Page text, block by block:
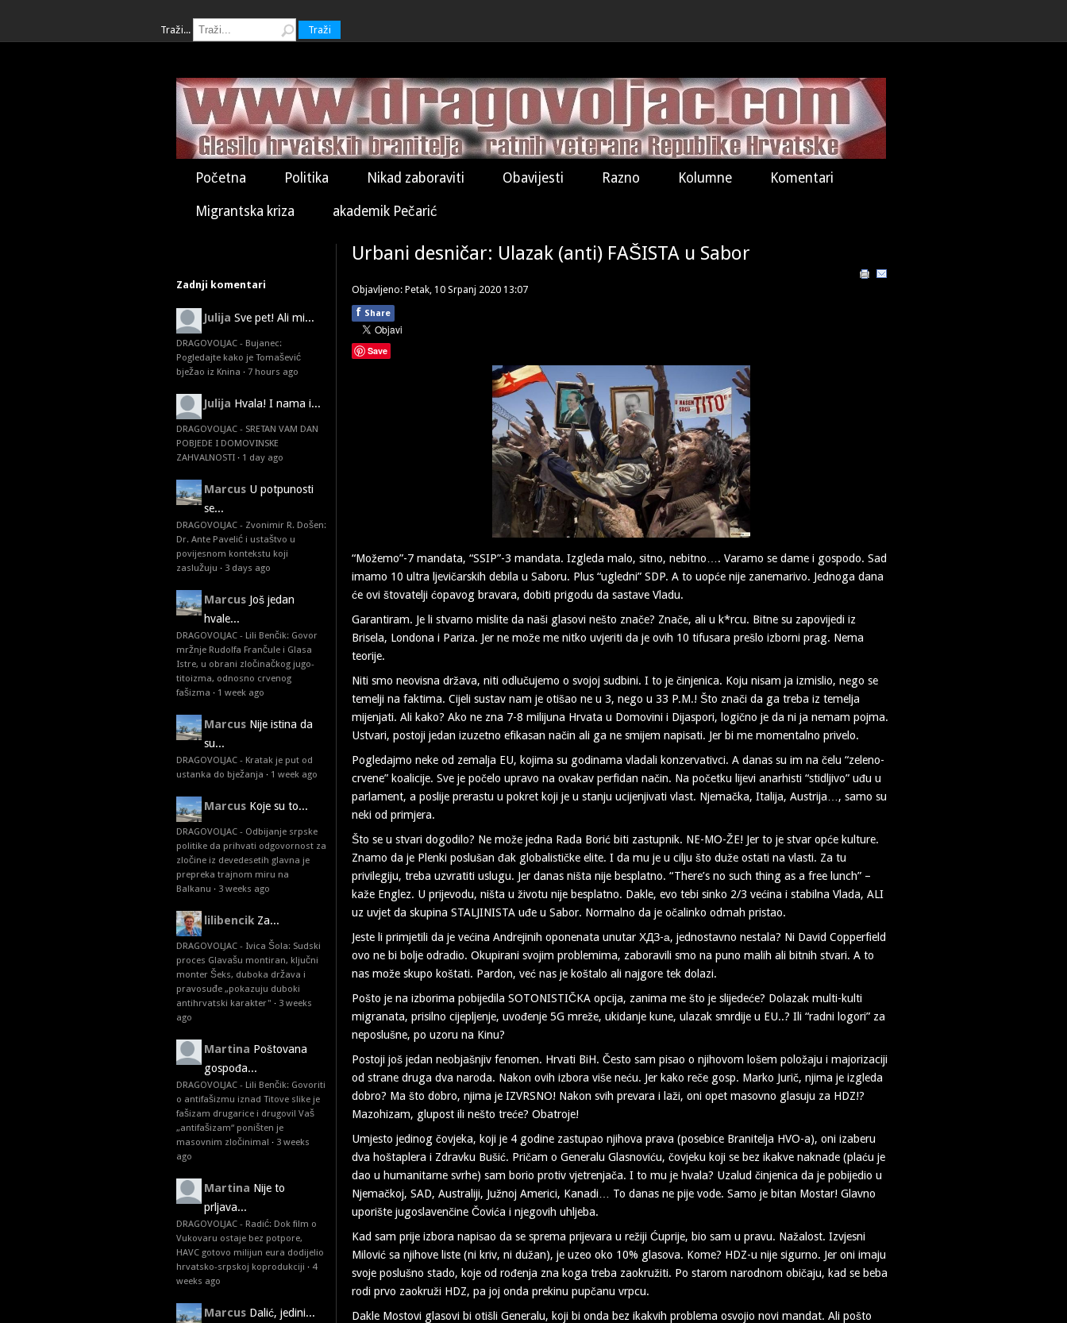
Traži... Traži
Početna Politika Nikad zaboraviti Obavijesti Razno Kolumne Komentari
Migrantska kriza akademik Pečarić
Zadnji komentari
Julija Sve pet! Ali mi...
DRAGOVOLJAC - Bujanec:
Pogledajte kako je Tomašević
bježao iz Knina · 7 hours ago
Julija Hvala! I nama i...
DRAGOVOLJAC - SRETAN VAM DAN
POBJEDE I DOMOVINSKE
ZAHVALNOSTI · 1 day ago
Marcus U potpunosti
se...
DRAGOVOLJAC - Zvonimir R. Došen:
Dr. Ante Pavelić i ustaštvo u
povijesnom kontekstu koji
zaslužuju · 3 days ago
Marcus Još jedan
hvale...
DRAGOVOLJAC - Lili Benčik: Govor
mržnje Rudolfa Frančule i Glasa
Istre, u obrani zločinačkog jugo-
titoizma, odnosno crvenog
fašizma · 1 week ago
Marcus Nije istina da
su...
DRAGOVOLJAC - Kratak je put od
ustanka do bježanja · 1 week ago
Marcus Koje su to...
DRAGOVOLJAC - Odbijanje srpske
politike da prihvati odgovornost za
zločine iz devedesetih glavna je
prepreka trajnom miru na
Balkanu · 3 weeks ago
lilibencik Za...
DRAGOVOLJAC - Ivica Šola: Sudski
proces Glavašu montiran, ključni
monter Šeks, duboka država i
pravosuđe „pokazuju duboki
antihrvatski karakter" · 3 weeks
ago
Martina Poštovana
gospođa...
DRAGOVOLJAC - Lili Benčik: Govoriti
o antifašizmu iznad Titove slike je
fašizam drugarice i drugovi! Vaš
„antifašizam“ poništen je
masovnim zločinima! · 3 weeks
ago
Martina Nije to
prljava...
DRAGOVOLJAC - Radić: Dok film o
Vukovaru ostaje bez potpore,
HAVC gotovo milijun eura dodijelio
hrvatsko-srpskoj koprodukciji · 4
weeks ago
Marcus Dalić, jedini...
Urbani desničar: Ulazak (anti) FAŠISTA u Sabor
Objavljeno: Petak, 10 Srpanj 2020 13:07
f Share
Save
“Možemo”-7 mandata, “SSIP”-3 mandata. Izgleda malo, sitno, nebitno…. Varamo se dame i gospodo. Sad
imamo 10 ultra ljevičarskih debila u Saboru. Plus “ugledni” SDP. A to uopće nije zanemarivo. Jednoga dana
će ovi štovatelji ćopavog bravara, dobiti prigodu da sastave Vladu.
Garantiram. Je li stvarno mislite da naši glasovi nešto znače? Znače, ali u k*rcu. Bitne su zapovijedi iz
Brisela, Londona i Pariza. Jer ne može me nitko uvjeriti da je ovih 10 tifusara prešlo izborni prag. Nema
teorije.
Niti smo neovisna država, niti odlučujemo o svojoj sudbini. I to je činjenica. Koju nisam ja izmislio, nego se
temelji na faktima. Cijeli sustav nam je otišao ne u 3, nego u 33 P.M.! Što znači da ga treba iz temelja
mijenjati. Ali kako? Ako ne zna 7-8 milijuna Hrvata u Domovini i Dijaspori, logično je da ni ja nemam pojma.
Ustvari, postoji jedan izuzetno efikasan način ali ga ne smijem napisati. Jer bi me momentalno privelo.
Pogledajmo neke od zemalja EU, kojima su godinama vladali konzervativci. A danas su im na čelu “zeleno-
crvene” koalicije. Sve je počelo upravo na ovakav perfidan način. Na početku lijevi anarhisti “stidljivo” uđu u
parlament, a poslije prerastu u pokret koji je u stanju ucijenjivati vlast. Njemačka, Italija, Austrija…, samo su
neki od primjera.
Što se u stvari dogodilo? Ne može jedna Rada Borić biti zastupnik. NE-MO-ŽE! Jer to je stvar opće kulture.
Znamo da je Plenki poslušan đak globalističke elite. I da mu je u cilju što duže ostati na vlasti. Za tu
privilegiju, treba uzvratiti uslugu. Jer danas ništa nije besplatno. “There’s no such thing as a free lunch” –
kaže Englez. U prijevodu, ništa u životu nije besplatno. Dakle, evo tebi sinko 2/3 većina i stabilna Vlada, ALI
uz uvjet da skupina STALJINISTA uđe u Sabor. Normalno da je očalinko odmah pristao.
Jeste li primjetili da je većina Andrejinih oponenata unutar ХДЗ-а, jednostavno nestala? Ni David Copperfield
ovo ne bi bolje odradio. Okupirani svojim problemima, zaboravili smo na puno malih ali bitnih stvari. A to
nas može skupo koštati. Pardon, već nas je koštalo ali najgore tek dolazi.
Pošto je na izborima pobijedila SOTONISTIČKA opcija, zanima me što je slijedeće? Dolazak multi-kulti
migranata, prisilno cijepljenje, uvođenje 5G mreže, ukidanje kune, ulazak smrdije u EU..? Ili “radni logori” za
neposlušne, po uzoru na Kinu?
Postoji još jedan neobjašnjiv fenomen. Hrvati BiH. Često sam pisao o njihovom lošem položaju i majorizaciji
od strane druga dva naroda. Nakon ovih izbora više neću. Jer kako reče gosp. Marko Jurič, njima je izgleda
dobro? Ma što dobro, njima je IZVRSNO! Nakon svih prevara i laži, oni opet masovno glasuju za HDZ!?
Mazohizam, glupost ili nešto treće? Obatroje!
Umjesto jedinog čovjeka, koji je 4 godine zastupao njihova prava (posebice Branitelja HVO-a), oni izaberu
dva hoštaplera i Zdravku Bušić. Pričam o Generalu Glasnoviću, čovjeku koji se bez ikakve naknade (plaću je
dao u humanitarne svrhe) sam borio protiv vjetrenjača. I to mu je hvala? Uzalud činjenica da je pobijedio u
Njemačkoj, SAD, Australiji, Južnoj Americi, Kanadi… To danas ne pije vode. Samo je bitan Mostar! Glavno
uporište jugoslavenčine Čovića i njegovih uhljeba.
Kad sam prije izbora napisao da se sprema prijevara u režiji Ćuprije, bio sam u pravu. Nažalost. Izvjesni
Milović sa njihove liste (ni kriv, ni dužan), je uzeo oko 10% glasova. Kome? HDZ-u nije sigurno. Jer oni imaju
svoje poslušno stado, koje od rođenja zna koga treba zaokružiti. Po starom narodnom običaju, kad se beba
rodi prvo zaokruži HDZ, pa joj onda prekinu pupčanu vrpcu.
Dakle Mostovi glasovi bi otišli Generalu, koji bi onda bez ikakvih problema osvojio novi mandat. Ali pošto